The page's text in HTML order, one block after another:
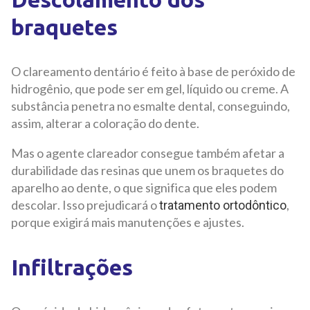
braquetes
O clareamento dentário é feito à base de peróxido de
hidrogênio, que pode ser em gel, líquido ou creme. A
substância penetra no esmalte dental, conseguindo,
assim, alterar a coloração do dente.
Mas o agente clareador consegue também afetar a
durabilidade das resinas que unem os braquetes do
aparelho ao dente, o que significa que eles podem
descolar. Isso prejudicará otratamento ortodôntico,
porque exigirá mais manutenções e ajustes.
Infiltrações